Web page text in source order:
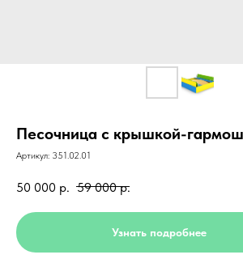
Песочница с крышкой-
Артикул: 351.02.01
50 000 р. 59 000 р.
Узнать подробнее